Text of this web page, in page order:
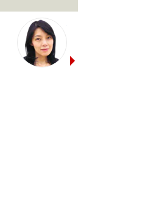
ターの資格を活かし老舗料亭